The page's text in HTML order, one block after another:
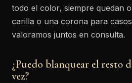
todo el color, siempre quedan
carilla o una corona para
valoramos juntos en consulta.
¿Puedo blanquear el resto
vez?